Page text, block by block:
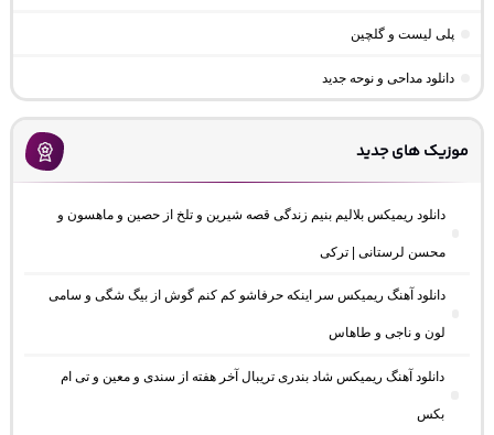
پلی لیست و گلچین
دانلود مداحی و نوحه جدید
موزیک های جدید
دانلود ریمیکس بلالیم بنیم زندگی قصه شیرین و تلخ از حصین و ماهسون و
محسن لرستانی | ترکی
دانلود آهنگ ریمیکس سر اینکه حرفاشو کم کنم گوش از بیگ شگی و سامی
لون و ناجی و طاهاس
دانلود آهنگ ریمیکس شاد بندری تریبال آخر هفته از سندی و معین و تی ام
بکس